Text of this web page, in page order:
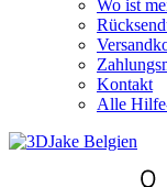
Wo ist
Kontakt
Alle